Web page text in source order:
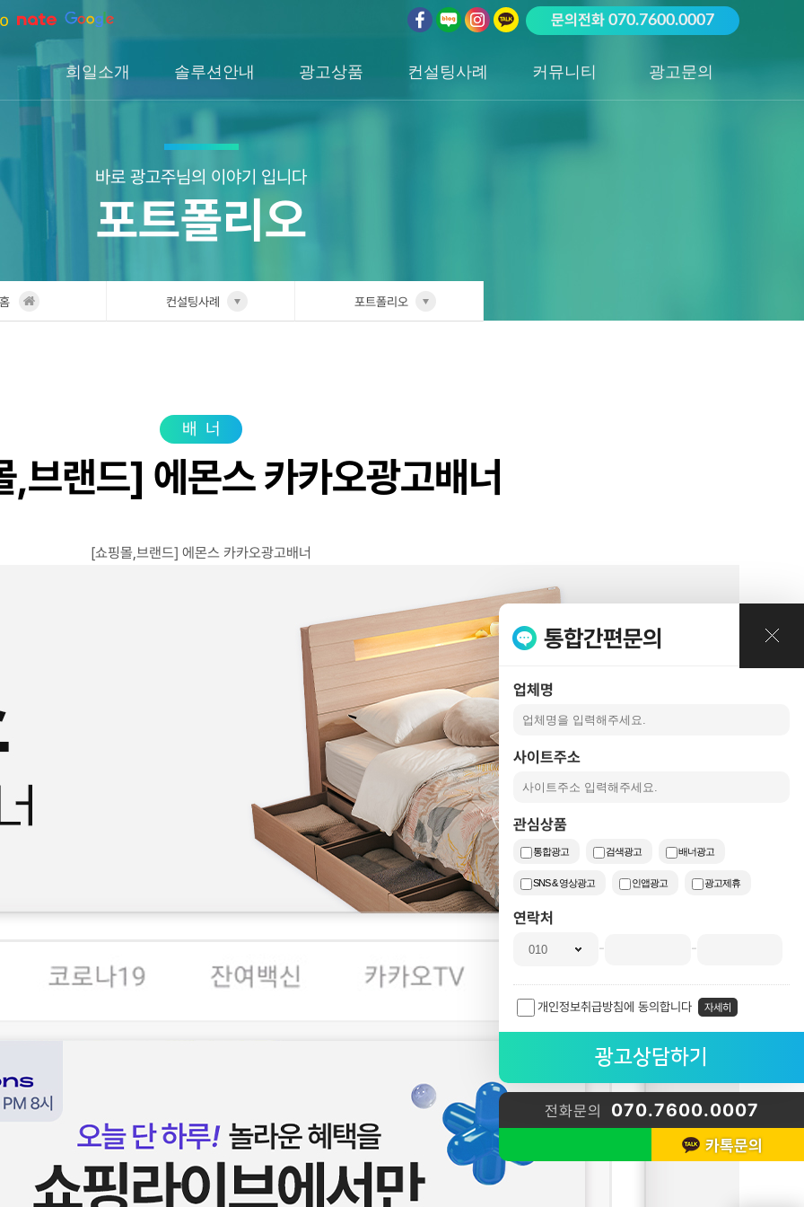
통합간편문의
업체명
사이트주소
관심상품
통합광고 검색광고 배너광고
SNS & 영상광고 인앱광고 광고제휴
연락처
- -
개인정보취급방침에 동의합니다 자세히
전화문의 070.7600.0007
카톡문의
문의전화 070.7600.0007
희일소개
회사소개
오시는길
솔루션안내
H1솔루션
H2솔루션
H3솔루션
이글아이
광고상품
SNS광고
컨설팅사례 커뮤니티 광고문의
바로 광고주님의 이야기 입니다
포트폴리오
홈 컨설팅사례
광고상품
고객센터
포트폴리오
배너
,브랜드] 에몬스 카카오광고배너
[쇼핑몰,브랜드] 에몬스 카카오광고배너